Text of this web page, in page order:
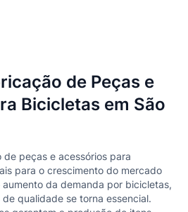
de Peças e
Bicicletas em São
peças e acessórios para
para o crescimento do mercado
da demanda por bicicletas,
qualidade se torna essencial.